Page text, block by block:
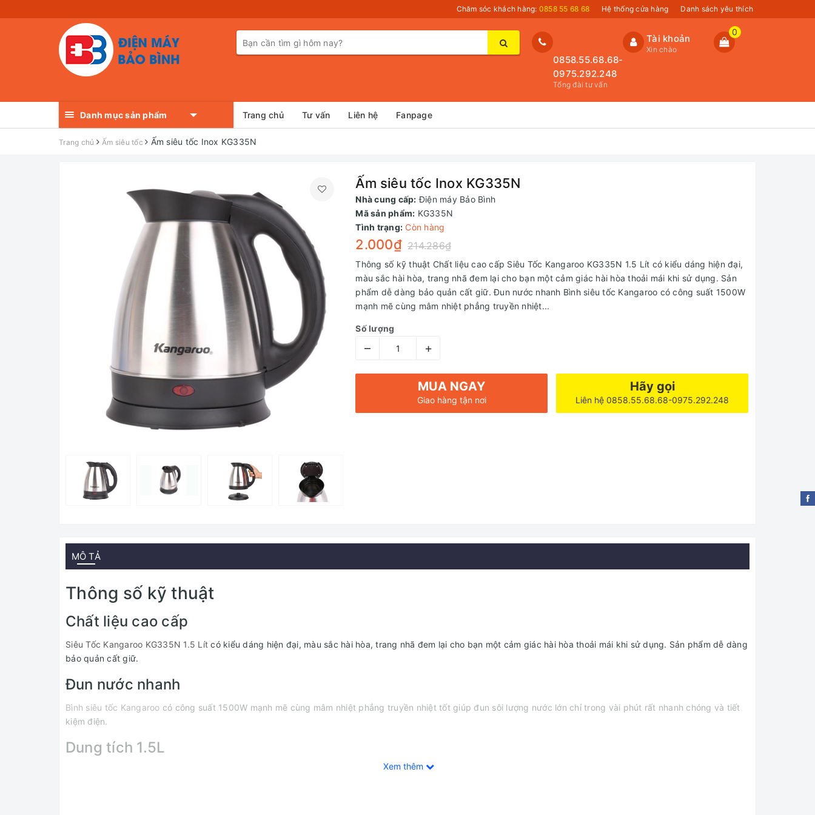
Chăm sóc khách hàng: 0858 55 68 68 Hệ thống cửa hàng Danh sách yêu thích
0858.55.68.68-
0975.292.248
Tổng đài tư vấn
Tài khoản
Xin chào
0
Danh mục sản phẩm Trang chủ Tư vấn Liên hệ Fanpage
Trang chủ Ấm siêu tốc Ấm siêu tốc Inox KG335N
Ấm siêu tốc Inox KG335N
Nhà cung cấp: Điện máy Bảo Bình
Mã sản phẩm: KG335N
Tình trạng: Còn hàng
2.000₫ 214.286₫
Thông số kỹ thuật Chất liệu cao cấp Siêu Tốc Kangaroo KG335N 1.5 Lít có kiểu dáng hiện đại,
màu sắc hài hòa, trang nhã đem lại cho bạn một cảm giác hài hòa thoải mái khi sử dụng. Sản
phẩm dễ dàng bảo quản cất giữ. Đun nước nhanh Bình siêu tốc Kangaroo có công suất 1500W
mạnh mẽ cùng mâm nhiệt phẳng truyền nhiệt...
Số lượng
– +
MUA NGAY
Giao hàng tận nơi
Hãy gọi
Liên hệ 0858.55.68.68-0975.292.248
MÔ TẢ
Thông số kỹ thuật
Chất liệu cao cấp
Siêu Tốc Kangaroo KG335N 1.5 Lít có kiểu dáng hiện đại, màu sắc hài hòa, trang nhã đem lại cho bạn một cảm giác hài hòa thoải mái khi sử dụng. Sản phẩm dễ dàng
bảo quản cất giữ.
Đun nước nhanh
Bình siêu tốc Kangaroo có công suất 1500W mạnh mẽ cùng mâm nhiệt phẳng truyền nhiệt tốt giúp đun sôi lượng nước lớn chỉ trong vài phút rất nhanh chóng và tiết
kiệm điện.
Dung tích 1.5L
Bình có dung tích 1.5 L cho phép người dùng nấu được nhiều nước sôi hơn cho mỗi lần, thoải mái pha trà, cafe, sữa nóng,...phù hợp với nhu cầu của gia đình hoặc cá
Xem thêm